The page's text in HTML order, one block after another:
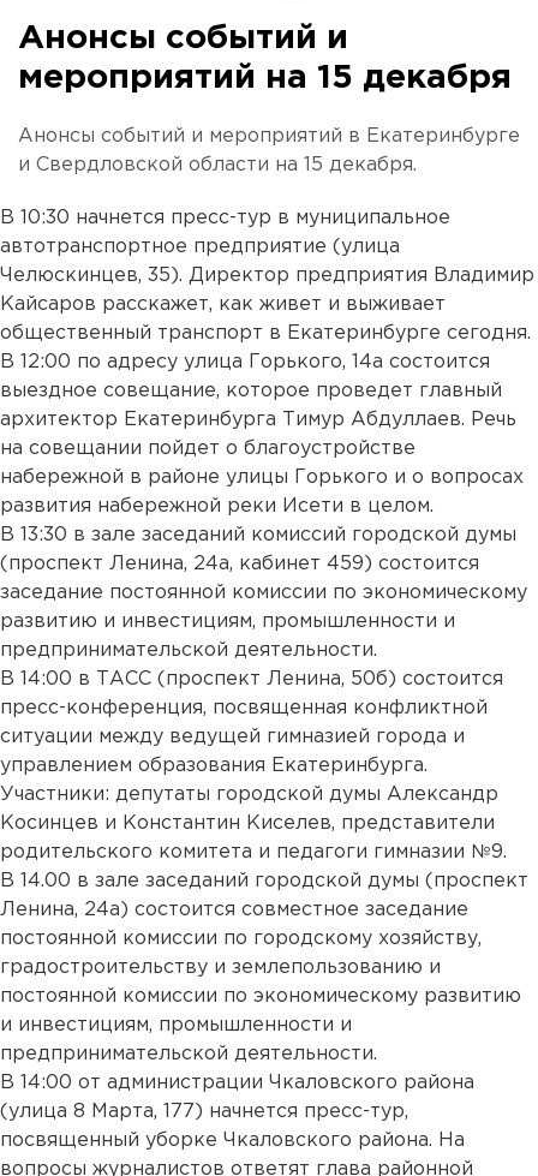
Анонсы событий и
мероприятий на 15 декабря
Анонсы событий и мероприятий в Екатеринбурге
и Свердловской области на 15 декабря.
В 10:30 начнется пресс-тур в муниципальное
автотранспортное предприятие (улица
Челюскинцев, 35). Директор предприятия Владимир
Кайсаров расскажет, как живет и выживает
общественный транспорт в Екатеринбурге сегодня.
В 12:00 по адресу улица Горького, 14а состоится
выездное совещание, которое проведет главный
архитектор Екатеринбурга Тимур Абдуллаев. Речь
на совещании пойдет о благоустройстве
набережной в районе улицы Горького и о вопросах
развития набережной реки Исети в целом.
В 13:30 в зале заседаний комиссий городской думы
(проспект Ленина, 24а, кабинет 459) состоится
заседание постоянной комиссии по экономическому
развитию и инвестициям, промышленности и
предпринимательской деятельности.
В 14:00 в ТАСС (проспект Ленина, 50б) состоится
пресс-конференция, посвященная конфликтной
ситуации между ведущей гимназией города и
управлением образования Екатеринбурга.
Участники: депутаты городской думы Александр
Косинцев и Константин Киселев, представители
родительского комитета и педагоги гимназии №9.
В 14.00 в зале заседаний городской думы (проспект
Ленина, 24а) состоится совместное заседание
постоянной комиссии по городскому хозяйству,
градостроительству и землепользованию и
постоянной комиссии по экономическому развитию
и инвестициям, промышленности и
предпринимательской деятельности.
В 14:00 от администрации Чкаловского района
(улица 8 Марта, 177) начнется пресс-тур,
посвященный уборке Чкаловского района. На
вопросы журналистов ответят глава районной